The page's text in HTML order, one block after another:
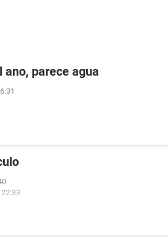
parece agua